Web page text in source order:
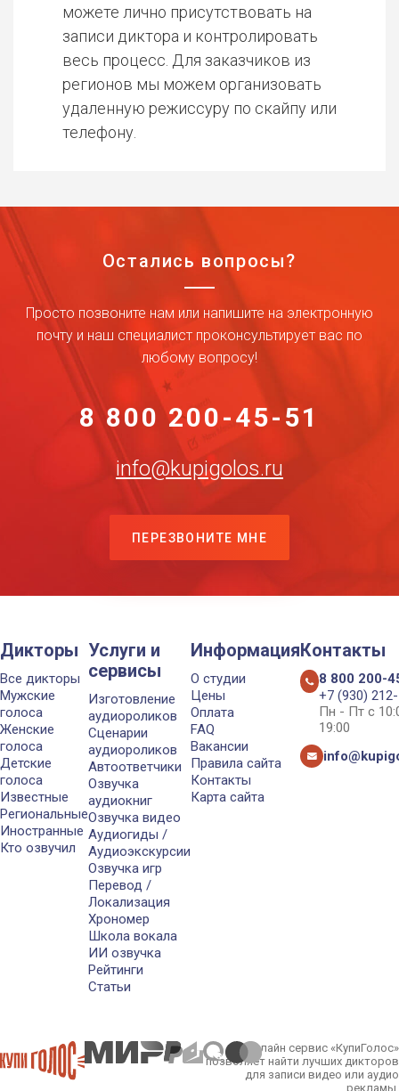
можете лично присутствовать на
записи диктора и контролировать
весь процесс. Для заказчиков из
регионов мы можем организовать
удаленную режиссуру по скайпу или
телефону.
Остались вопросы?
Просто позвоните нам или напишите на электронную
почту и наш специалист проконсультирует вас по
любому вопросу!
8 800 200-45-51
info@kupigolos.ru
ПЕРЕЗВОНИТЕ МНЕ
Дикторы
Все дикторы
Мужские
голоса
Женские
голоса
Детские
голоса
Известные
Региональные
Иностранные
Кто озвучил
Услуги и
сервисы
Изготовление
аудиороликов
Сценарии
аудиороликов
Автоответчики
Озвучка
аудиокниг
Озвучка видео
Аудиогиды /
Аудиоэкскурсии
Озвучка игр
Перевод /
Локализация
Хрономер
Школа вокала
ИИ озвучка
Рейтинги
Статьи
Информация
О студии
Цены
Оплата
FAQ
Вакансии
Правила сайта
Контакты
Карта сайта
Контакты
8 800 200-
+7 (930)
Пн - Пт с
19:00
Онлайн сервис «КупиГолос»
позволяет найти лучших дикторов
для записи видео или аудио
рекламы.